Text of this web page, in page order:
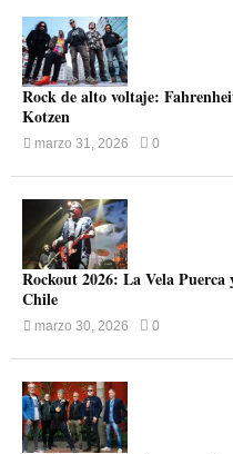
Rock de alto voltaje:
Kotzen
marzo 31, 2026 0
Rockout 2026: La Vela
Chile
marzo 30, 2026 0